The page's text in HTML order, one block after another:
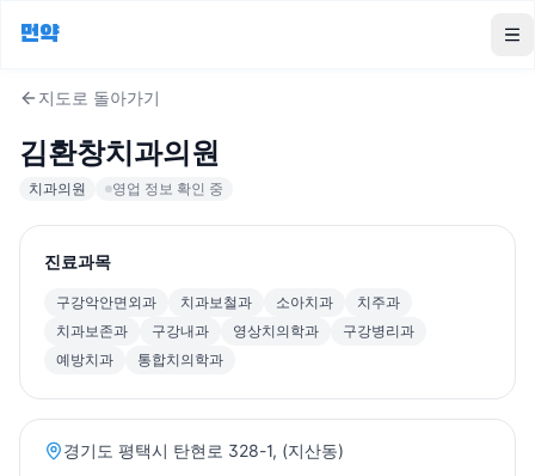
먼약
지도로 돌아가기
김환창치과의원
치과의원 영업 정보 확인 중
진료과목
구강악안면외과 치과보철과 소아치과
치주과
치과보존과
구강내과 영상치의학과
구강병리과
예방치과
통합치의학과
경기도 평택시 탄현로 328-1, (지산동)